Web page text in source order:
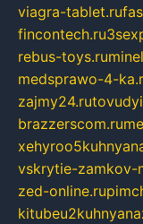
viagra-tablet.ru
fincontech.ru
rebus-toys.ru
medsprawo-4-
zajmy24.ru
brazzerscom.ru
vskrytie-zamkov-
zed-online.ru